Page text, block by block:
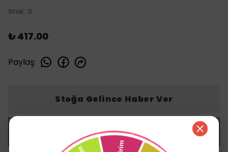
Stok: 0
₺ 417.00
Paylaş:
Stoğa Gelince Haber Ver
WHATSAPP